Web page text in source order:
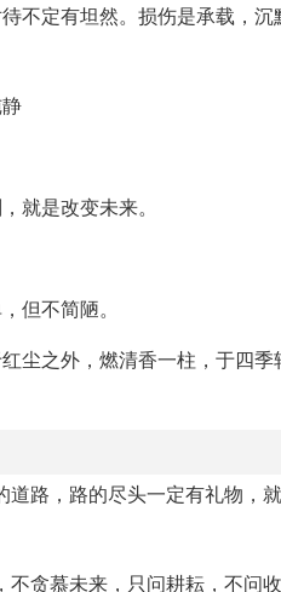
不定有坦然。损伤是承载，
就是改变未来。
但不简陋。
之外，燃清香一柱，于四季
路，路的尽头一定有礼物，
贪慕未来，只问耕耘，不问收